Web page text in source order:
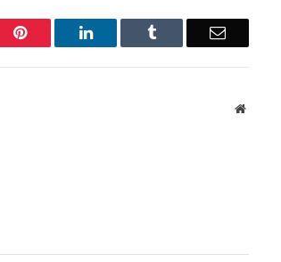
Pinterest LinkedIn Tumblr Email
Website